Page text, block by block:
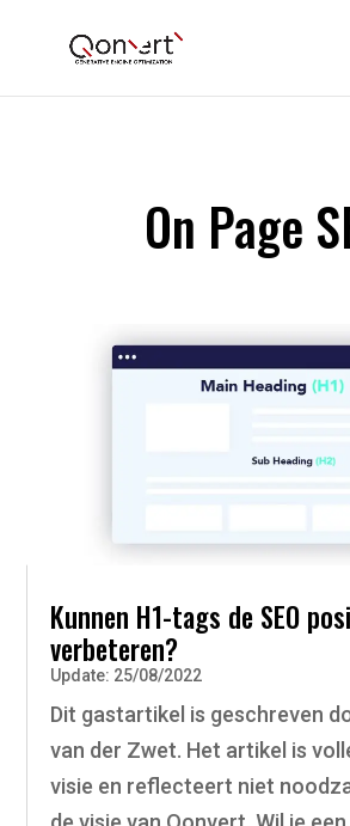
On Page
Kunnen H1-tags de SEO
verbeteren?
Update: 25/08/2022
Dit gastartikel is geschreven
van der Zwet. Het artikel is
visie en reflecteert niet